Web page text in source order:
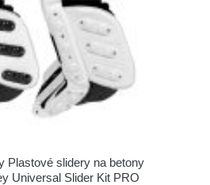
Plastové slidery na betony
Universal Slider Kit PRO